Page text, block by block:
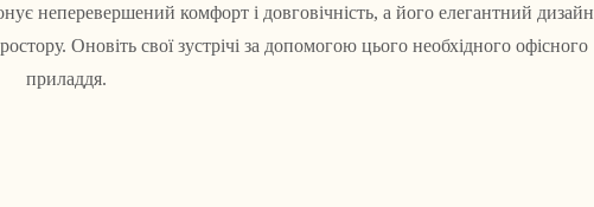
неперевершений комфорт і довговічність, а його елегантний дизайн
Оновіть свої зустрічі за допомогою цього необхідного офісного
приладдя.